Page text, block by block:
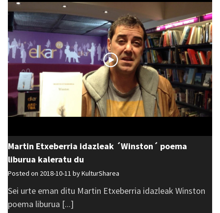
Martin Etxeberria idazleak ´Winston´ poema
liburua kaleratu du
Posted on 2018-10-11 byKulturSharea
Sei urte eman ditu Martin Etxeberria idazleak Winston
poema liburua [...]